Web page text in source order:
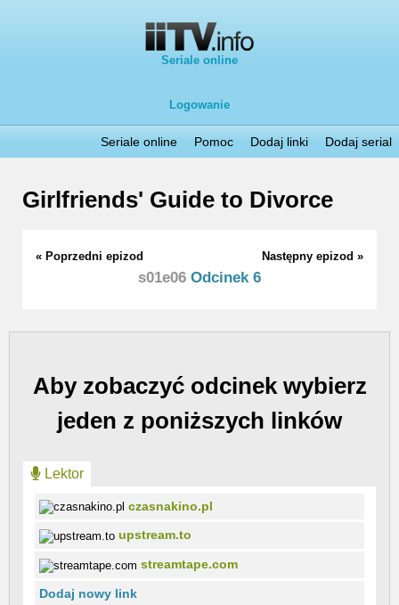
Seriale online
Logowanie
Seriale online Pomoc Dodaj linki Dodaj serial
Girlfriends' Guide to Divorce
« Poprzedni epizod Następny epizod »
s01e06 Odcinek 6
Aby zobaczyć odcinek wybierz
jeden z poniższych linków
Lektor
czasnakino.pl
upstream.to
streamtape.com
Dodaj nowy link